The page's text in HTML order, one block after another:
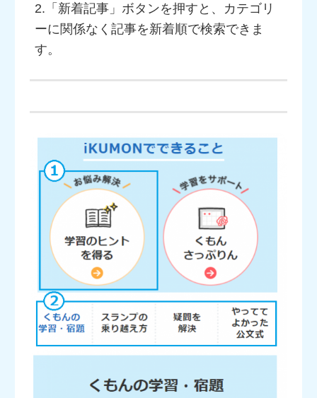
2.「新着記事」ボタンを押すと、カテゴリ
ーに関係なく記事を新着順で検索できま
す。